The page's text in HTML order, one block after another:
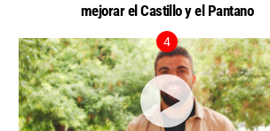
mejorar el Castillo y el Pantano